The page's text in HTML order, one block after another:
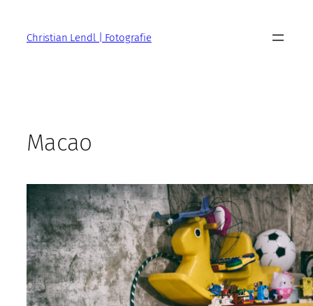
springenChristian Lendl | Fotografie
Macao